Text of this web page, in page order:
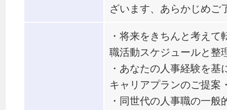
ざいます、あらかじめご
・将来をきちんと考え
職活動スケジュールと整
・あなたの人事経験を
キャリアプランのご提案
・同世代の人事職の一